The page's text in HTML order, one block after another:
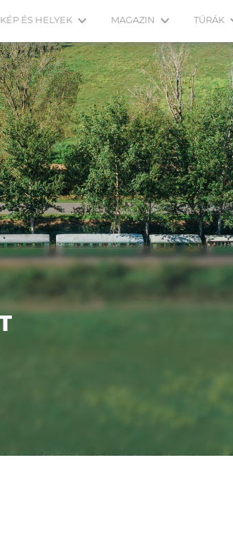
ÉS HELYEK MAGAZIN TÚRÁK